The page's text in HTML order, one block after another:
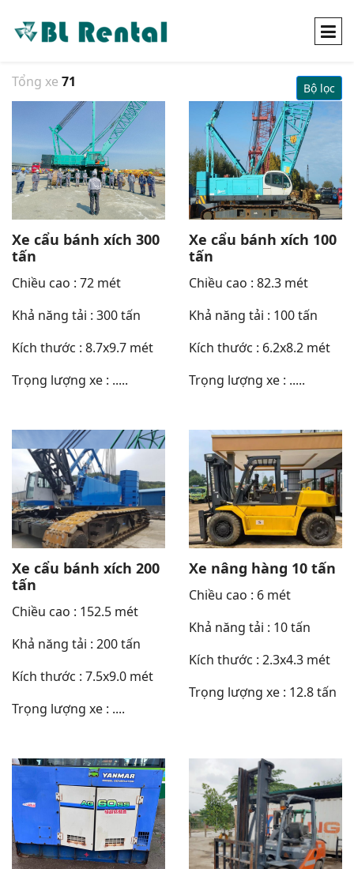
Tổng xe 71 Bộ lọc
Xe cẩu bánh xích 300
tấn
Chiều cao : 72 mét
Khả năng tải : 300 tấn
Kích thước : 8.7x9.7 mét
Trọng lượng xe : .....
Xe cẩu bánh xích 100
tấn
Chiều cao : 82.3 mét
Khả năng tải : 100 tấn
Kích thước : 6.2x8.2 mét
Trọng lượng xe : .....
Xe cẩu bánh xích 200
tấn
Chiều cao : 152.5 mét
Khả năng tải : 200 tấn
Kích thước : 7.5x9.0 mét
Trọng lượng xe : ....
Xe nâng hàng 10 tấn
Chiều cao : 6 mét
Khả năng tải : 10 tấn
Kích thước : 2.3x4.3 mét
Trọng lượng xe : 12.8 tấn